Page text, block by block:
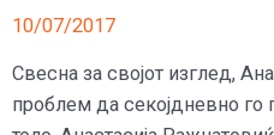
10/07/2017
Свесна за својот изглед,
проблем да секојдневно го